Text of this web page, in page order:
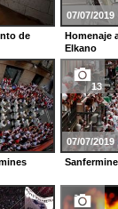
de
07/07/2019
Homenaje
Elkano
13
07/07/2019